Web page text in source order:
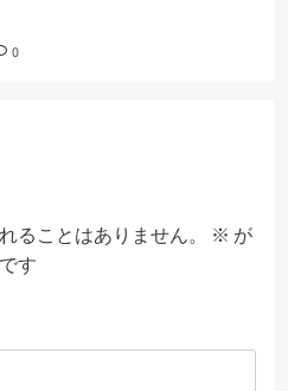
0
ることはありません。 ※ が
す